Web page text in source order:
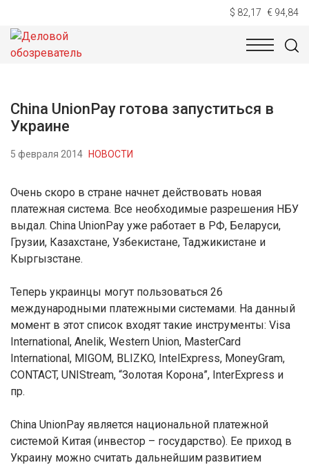
$ 82,17 € 94,84
НОВОСТИ
China UnionPay готова запуститься в
Украине
5 февраля 2014 НОВОСТИ
Очень скоро в стране начнет действовать новая
платежная система. Все необходимые разрешения НБУ
выдал. China UnionPay уже работает в РФ, Беларуси,
Грузии, Казахстане, Узбекистане, Таджикистане и
Кыргызстане.
Теперь украинцы могут пользоваться 26
международными платежными системами. На данный
момент в этот список входят такие инструменты: Visa
International, Anelik, Western Union, MasterCard
International, MIGOM, BLIZKO, IntelExpress, MoneyGram,
CONTACT, UNIStream, “Золотая Корона”, InterExpress и
пр.
China UnionPay является национальной платежной
системой Китая (инвестор – государство). Ее приход в
Украину можно считать дальнейшим развитием